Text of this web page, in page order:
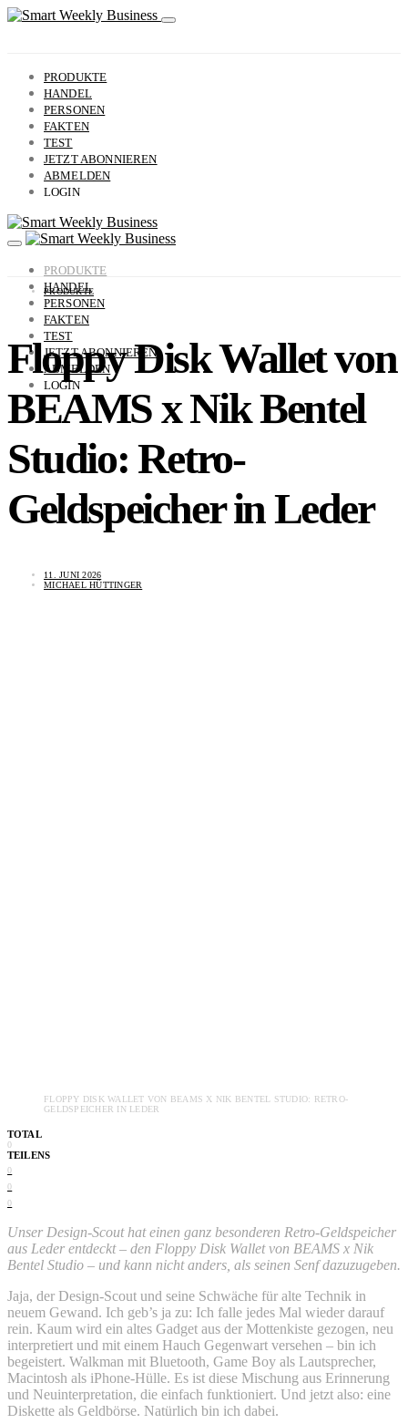
PRODUKTE
HANDEL
PERSONEN
FAKTEN
TEST
JETZT ABONNIEREN
ABMELDEN
LOGIN
PRODUKTE
HANDEL
PERSONEN
FAKTEN
TEST
JETZT ABONNIEREN
ABMELDEN
LOGIN
PRODUKTE
Floppy Disk Wallet von
BEAMS x Nik Bentel
Studio: Retro-
Geldspeicher in Leder
11. JUNI 2026
MICHAEL HÜTTINGER
FLOPPY DISK WALLET VON BEAMS X NIK BENTEL STUDIO: RETRO-
GELDSPEICHER IN LEDER
TOTAL
0
TEILENS
0
0
0
Unser Design-Scout hat einen ganz besonderen Retro-Geldspeicher
aus Leder entdeckt – den Floppy Disk Wallet von BEAMS x Nik
Bentel Studio – und kann nicht anders, als seinen Senf dazuzugeben.
Jaja, der Design-Scout und seine Schwäche für alte Technik in
neuem Gewand. Ich geb’s ja zu: Ich falle jedes Mal wieder darauf
rein. Kaum wird ein altes Gadget aus der Mottenkiste gezogen, neu
interpretiert und mit einem Hauch Gegenwart versehen – bin ich
begeistert. Walkman mit Bluetooth, Game Boy als Lautsprecher,
Macintosh als iPhone-Hülle. Es ist diese Mischung aus Erinnerung
und Neuinterpretation, die einfach funktioniert. Und jetzt also: eine
Diskette als Geldbörse. Natürlich bin ich dabei.